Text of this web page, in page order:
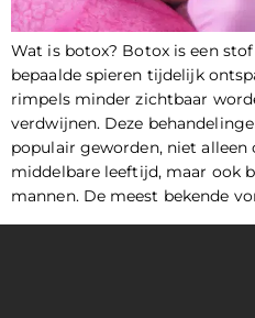
Wat is botox? Botox is een
bepaalde spieren tijdelijk
rimpels minder zichtbaar
verdwijnen. Deze
populair geworden, niet alleen
middelbare leeftijd, maar ook
mannen. De meest bekende